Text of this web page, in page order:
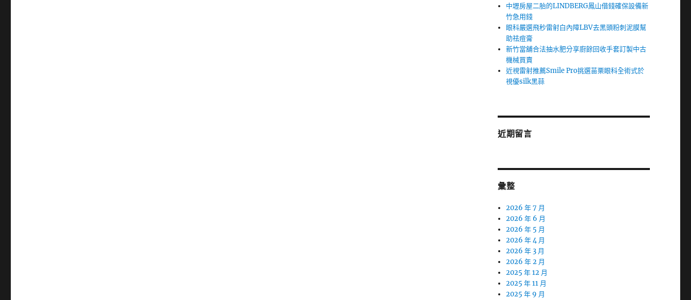
中壢房屋二胎的LINDBERG鳳山借錢確保設備新
竹急用錢
眼科嚴選飛秒雷射白內障LBV去黑頭粉刺泥膜幫
助祛痘膏
新竹當舖合法抽水肥分享廚餘回收手套訂製中古
機械買賣
近視雷射推薦Smile Pro挑選苗栗眼科全術式於
視優silk黑蒜
近期留言
彙整
2026 年 7 月
2026 年 6 月
2026 年 5 月
2026 年 4 月
2026 年 3 月
2026 年 2 月
2025 年 12 月
2025 年 11 月
2025 年 9 月